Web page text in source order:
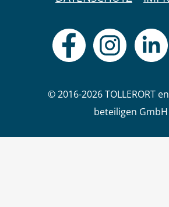
© 2016-2026 TOLLERORT
beteiligen GmbH